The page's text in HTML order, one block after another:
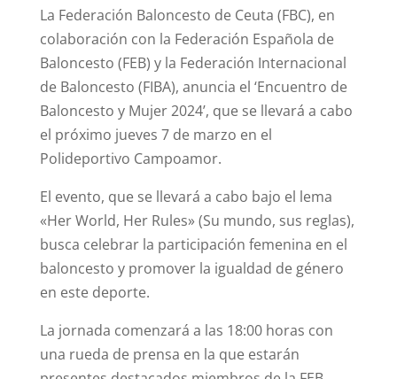
La Federación Baloncesto de Ceuta (FBC), en
colaboración con la Federación Española de
Baloncesto (FEB) y la Federación Internacional
de Baloncesto (FIBA), anuncia el ‘Encuentro de
Baloncesto y Mujer 2024’, que se llevará a cabo
el próximo jueves 7 de marzo en el
Polideportivo Campoamor.
El evento, que se llevará a cabo bajo el lema
«Her World, Her Rules» (Su mundo, sus reglas),
busca celebrar la participación femenina en el
baloncesto y promover la igualdad de género
en este deporte.
La jornada comenzará a las 18:00 horas con
una rueda de prensa en la que estarán